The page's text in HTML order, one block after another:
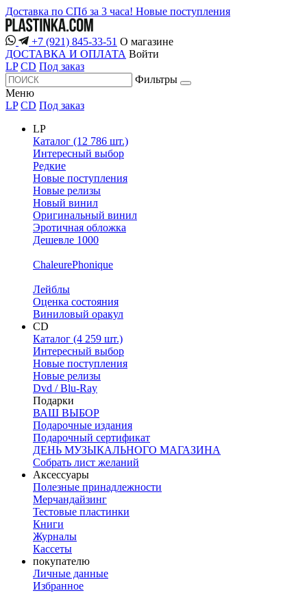
Доставка по СПб за 3 часа! Новые поступления
+7 (921) 845-33-51 О магазине
ДОСТАВКА И ОПЛАТА Войти
LP CD Под заказ
Фильтры
Меню
LP CD Под заказ
LP
Каталог (12 786 шт.)
Интересный выбор
Редкие
Новые поступления
Новые релизы
Новый винил
Оригинальный винил
Эротичная обложка
Дешевле 1000
ChaleurePhonique
Лейблы
Оценка состояния
Виниловый оракул
CD
Каталог (4 259 шт.)
Интересный выбор
Новые поступления
Новые релизы
Dvd / Blu-Ray
Подарки
ВАШ ВЫБОР
Подарочные издания
Подарочный сертификат
ДЕНЬ МУЗЫКАЛЬНОГО МАГАЗИНА
Собрать лист желаний
Аксессуары
Полезные принадлежности
Мерчандайзинг
Тестовые пластинки
Книги
Журналы
Кассеты
покупателю
Личные данные
Избранное